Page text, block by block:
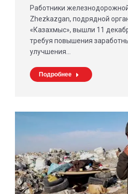
Работники
Zhezkazgan, подрядной
«Казахмыс», вышли 11
требуя повышения
улучшения…
Подробнее